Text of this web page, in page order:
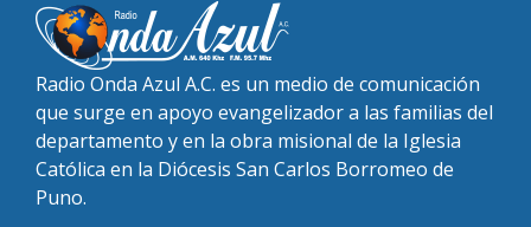
Radio Onda Azul A.C. es un medio de comunicación
que surge en apoyo evangelizador a las familias del
departamento y en la obra misional de la Iglesia
Católica en la Diócesis San Carlos Borromeo de
Puno.